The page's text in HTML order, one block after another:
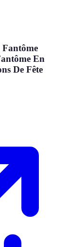
En
De Fête